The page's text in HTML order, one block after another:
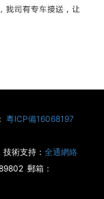
粵ICP備16068197
術支持： 全通網絡
郵箱：